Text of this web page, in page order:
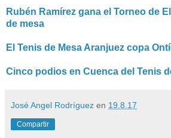
Rubén Ramírez gana el Torneo de
de mesa
El Tenis de Mesa Aranjuez copa
Cinco podios en Cuenca del Tenis
José Angel Rodríguez en 19.8.17
Compartir